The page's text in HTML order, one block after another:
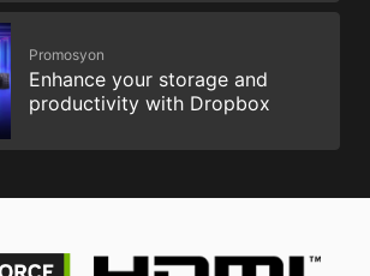
Promosyon
Enhance your storage and
productivity with Dropbox